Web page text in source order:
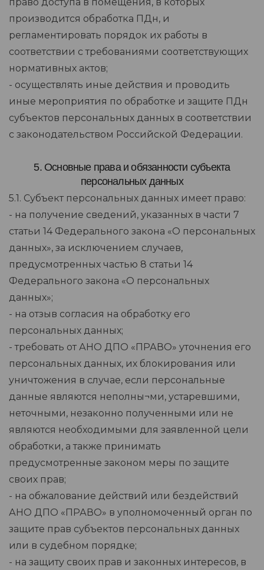
производится обработка ПДн, и
регламентировать порядок их работы в
соответствии с требованиями соответствующих
нормативных актов;
- осуществлять иные действия и проводить
иные мероприятия по обработке и защите ПДн
субъектов персональных данных в соответствии
с законодательством Российской Федерации.
5. Основные права и обязанности субъекта
персональных данных
5.1. Субъект персональных данных имеет право:
- на получение сведений, указанных в части 7
статьи 14 Федерального закона «О персональных
данных», за исключением случаев,
предусмотренных частью 8 статьи 14
Федерального закона «О персональных
данных»;
- на отзыв согласия на обработку его
персональных данных;
- требовать от АНО ДПО «ПРАВО» уточнения его
персональных данных, их блокирования или
уничтожения в случае, если персональные
данные являются неполны¬ми, устаревшими,
неточными, незаконно полученными или не
являются необходимыми для заявленной цели
обработки, а также принимать
предусмотренные законом меры по защите
своих прав;
- на обжалование действий или бездействий
АНО ДПО «ПРАВО» в уполномоченный орган по
защите прав субъектов персональных данных
или в судебном порядке;
- на защиту своих прав и законных интересов, в